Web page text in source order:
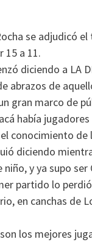
se adjudicó
15 a 11.
diciendo a LA
abrazos de
gran marco de
había
conocimiento
diciendo
y ya supo
partido lo
en canchas
los mejores